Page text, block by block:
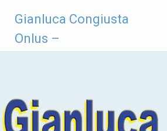
contenuto
Gianluca Congiusta
Onlus –